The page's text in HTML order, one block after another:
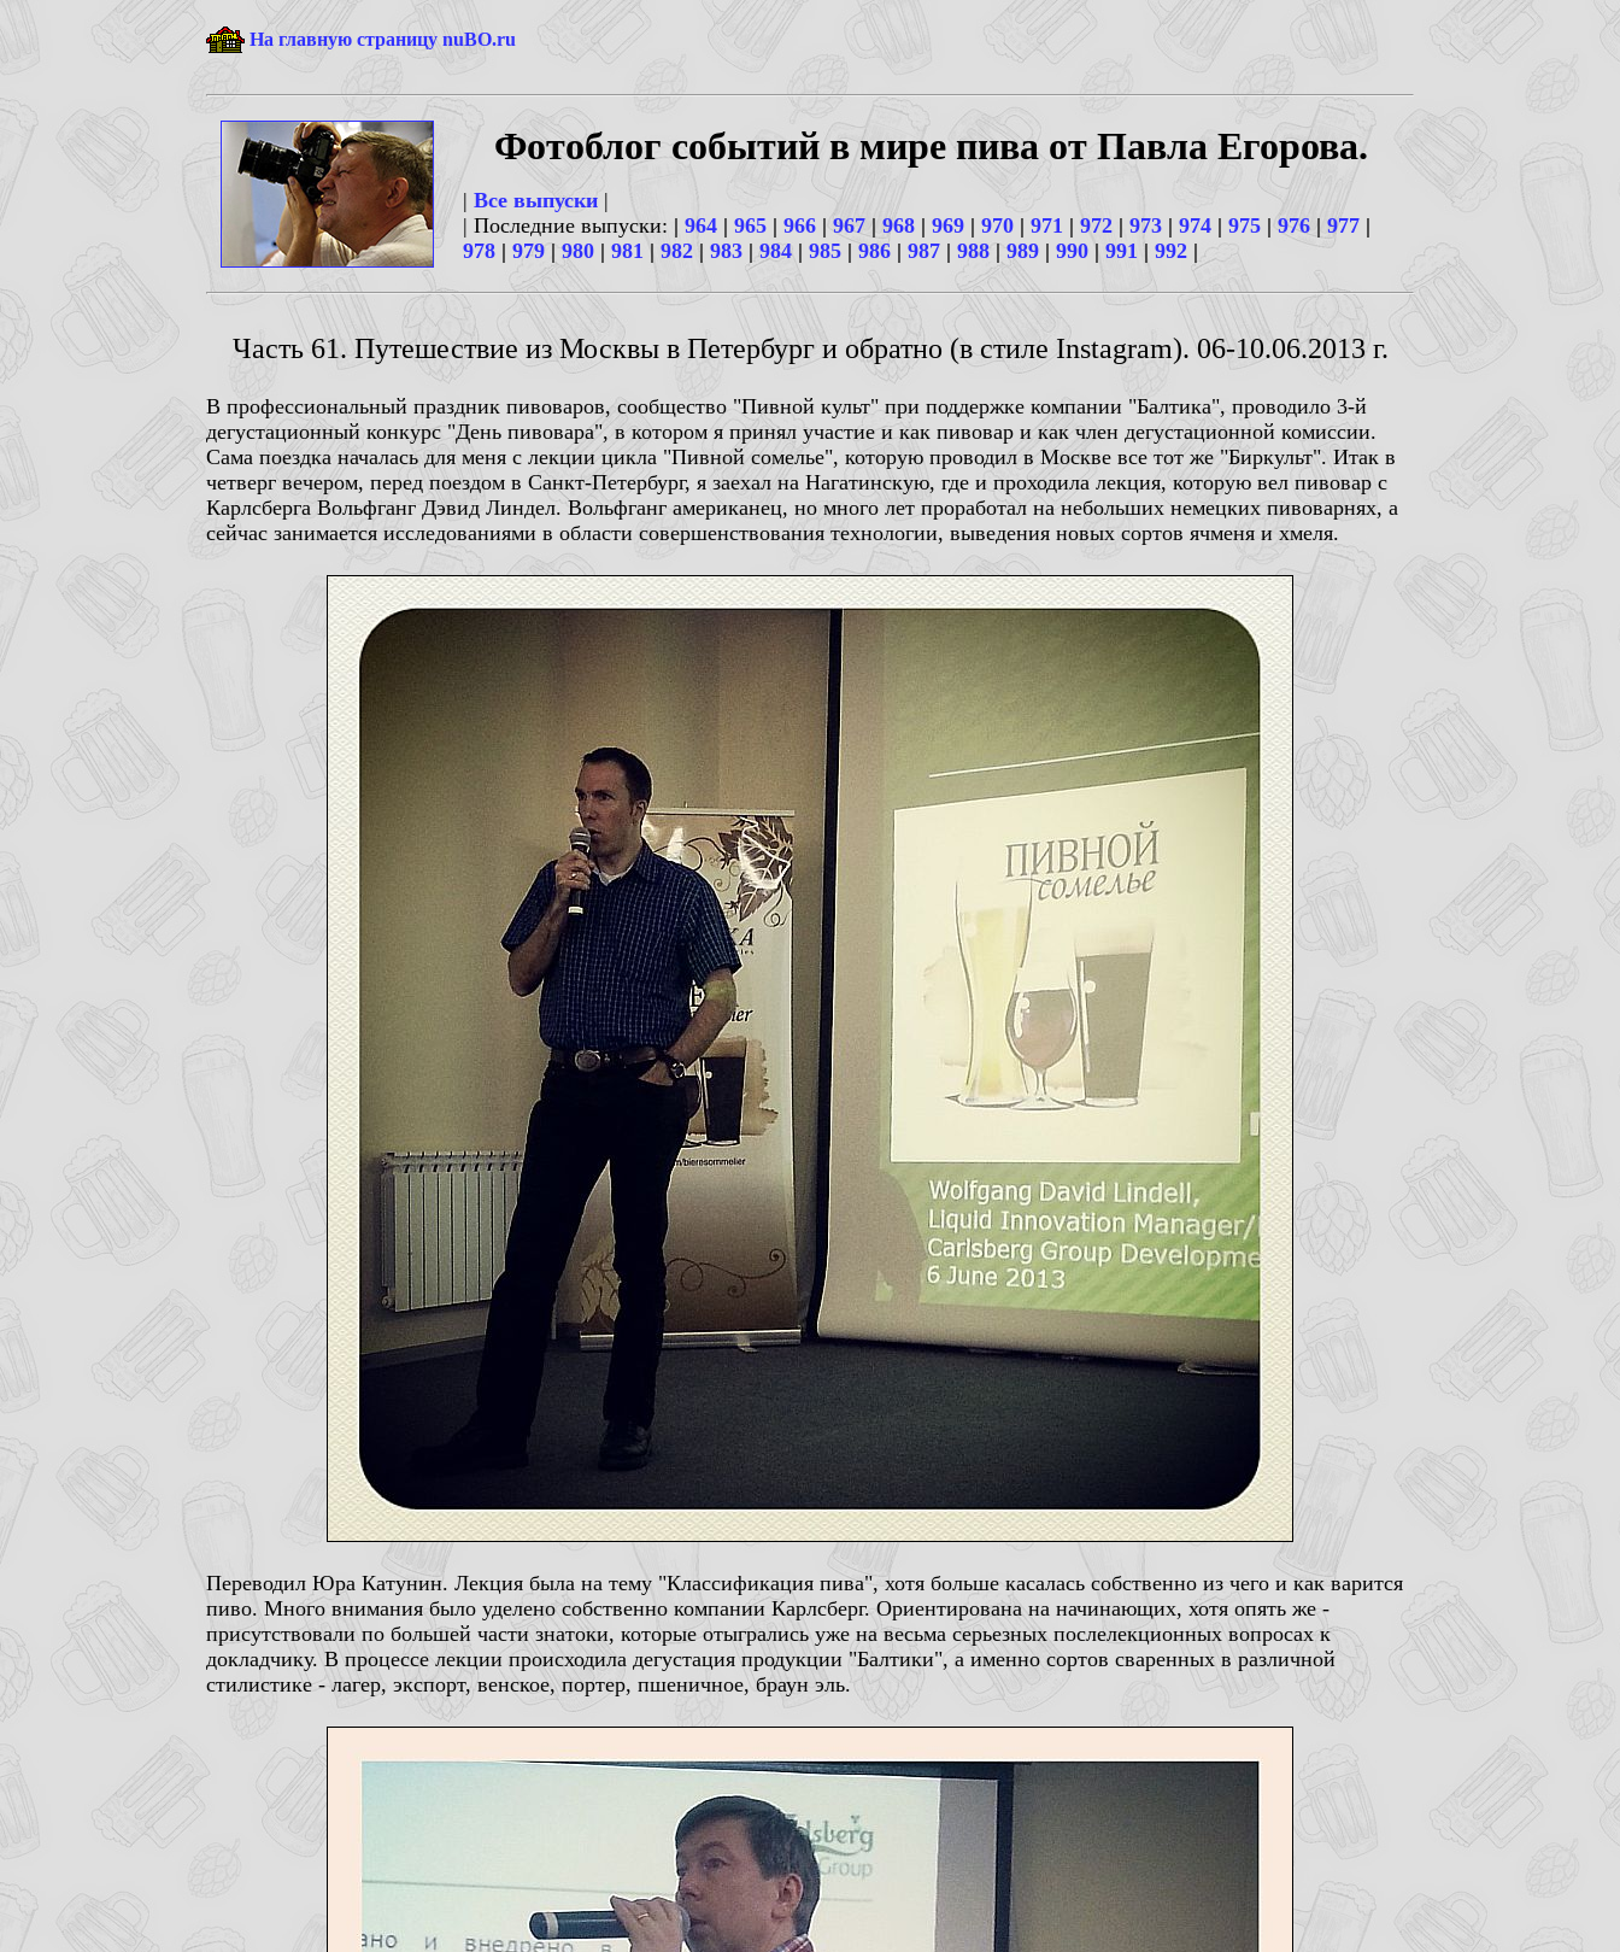
На главную страницу nuBO.ru
Фотоблог событий в мире пива от Павла Егорова.
| Все выпуски |
| Последние выпуски: | 964 | 965 | 966 | 967 | 968 | 969 | 970 | 971 | 972 | 973 | 974 | 975 | 976 | 977 |
978 | 979 | 980 | 981 | 982 | 983 |984| 985 | 986 | 987 | 988| 989 | 990 | 991 | 992 |
Часть 61. Путешествие из Москвы в Петербург и обратно (в стиле Instagram). 06-10.06.2013 г.
В профессиональный праздник пивоваров, сообщество "Пивной культ" при поддержке компании "Балтика", проводило 3-й
дегустационный конкурс "День пивовара", в котором я принял участие и как пивовар и как член дегустационной комиссии.
Сама поездка началась для меня с лекции цикла "Пивной сомелье", которую проводил в Москве все тот же "Биркульт". Итак в
четверг вечером, перед поездом в Санкт-Петербург, я заехал на Нагатинскую, где и проходила лекция, которую вел пивовар с
Карлсберга Вольфганг Дэвид Линдел. Вольфганг американец, но много лет проработал на небольших немецких пивоварнях, а
сейчас занимается исследованиями в области совершенствования технологии, выведения новых сортов ячменя и хмеля.
Переводил Юра Катунин. Лекция была на тему "Классификация пива", хотя больше касалась собственно из чего и как варится
пиво. Много внимания было уделено собственно компании Карлсберг. Ориентирована на начинающих, хотя опять же -
присутствовали по большей части знатоки, которые отыгрались уже на весьма серьезных послелекционных вопросах к
докладчику. В процессе лекции происходила дегустация продукции "Балтики", а именно сортов сваренных в различной
стилистике - лагер, экспорт, венское, портер, пшеничное, браун эль.